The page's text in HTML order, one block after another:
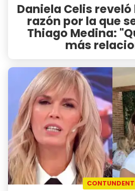
Daniela Celis
razón por la que
Thiago Medina:
más